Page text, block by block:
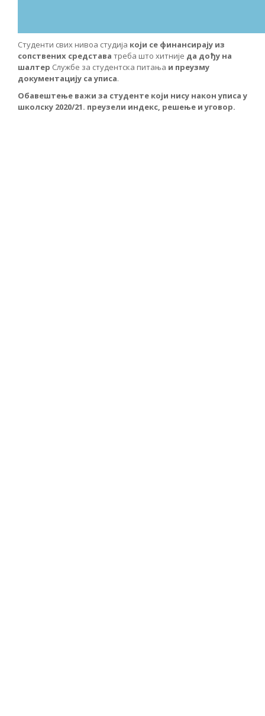
Студенти свих нивоа студија који се финансирају из
сопствених средстава треба што хитније да дођу на
шалтер Службе за студентска питања и преузму
документацију са уписа.
Обавештење важи за студенте који нису након уписа у
школску 2020/21. преузели индекс, решење и уговор.